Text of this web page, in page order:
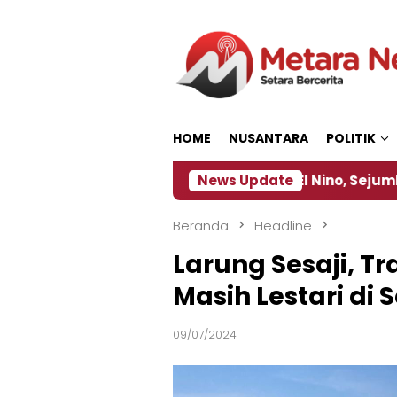
HOME NUSANTARA POLITIK
News Update
Dampak El Nino, Sejumlah Daerah di
Beranda Headline
Larung Sesaji,
Masih Lestari di
09/07/2024